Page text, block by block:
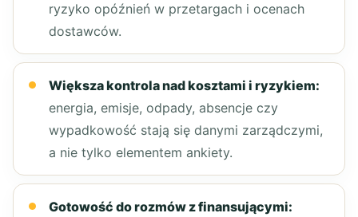
ryzyko opóźnień w przetargach i ocenach
dostawców.
Większa kontrola nad kosztami i ryzykiem:
energia, emisje, odpady, absencje czy
wypadkowość stają się danymi zarządczymi,
a nie tylko elementem ankiety.
Gotowość do rozmów z finansującymi: